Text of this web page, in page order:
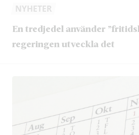
NYHETER
En tredjedel använder
regeringen utveckla det